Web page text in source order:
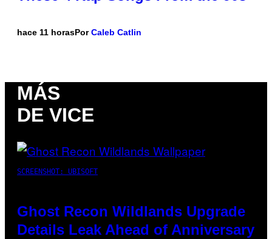
hace 11 horasPorCaleb Catlin
MÁS
DE VICE
SCREENSHOT: UBISOFT
Ghost Recon Wildlands Upgrade
Details Leak Ahead of Anniversary